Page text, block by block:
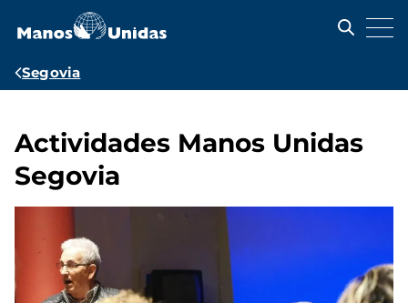
contenido
Ruta
navegación
Segovia
Actividades Manos Unidas
Segovia